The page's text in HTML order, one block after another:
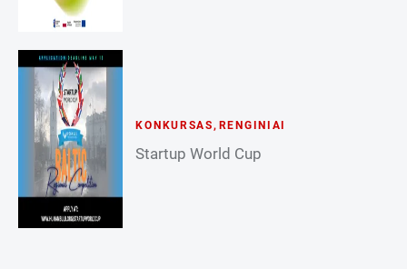
KONKURSAS, RENGINIAI
Startup World Cup